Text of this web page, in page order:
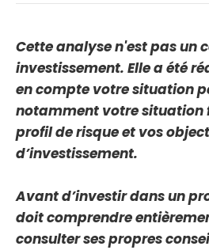
Cette analyse n'est pas un
investissement. Elle a été
en compte votre situation
notamment votre situation
profil de risque et vos
d’investissement.
Avant d’investir dans un
doit comprendre
consulter ses propres